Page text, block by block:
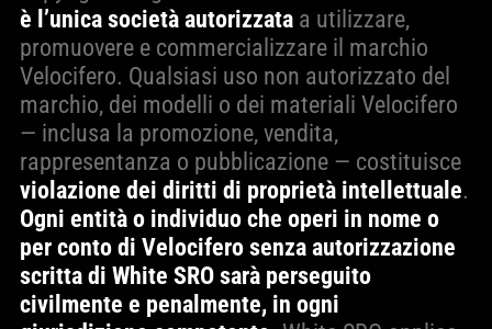
è l’unica società autorizzataa utilizzare,
promuovere e commercializzare il marchio
Velocifero. Qualsiasi uso non autorizzato del
marchio, dei modelli o dei materiali Velocifero
— inclusa la promozione, vendita,
rappresentanza o pubblicazione — costituisce
violazione dei diritti di proprietà intellettuale.
Ogni entità o individuo che operi in nome o
per conto di Velocifero senza autorizzazione
scritta di White SRO sarà perseguito
civilmente e penalmente, in ogni